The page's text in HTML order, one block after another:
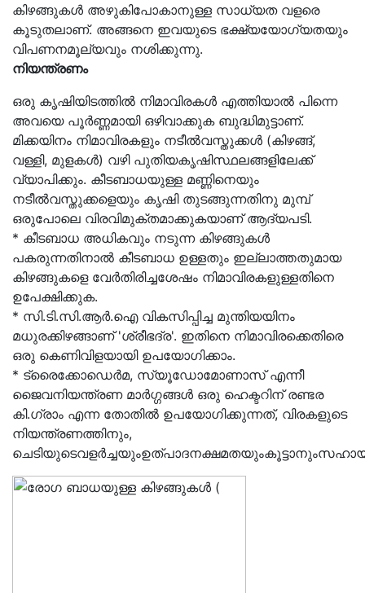
കിഴങ്ങുകള്‍ അഴുകിപോകാനുള്ള സാധ്യത വളരെ
കൂടുതലാണ്. അങ്ങനെ ഇവയുടെ ഭക്ഷ്യയോഗ്യതയും
വിപണനമൂല്യവും നശിക്കുന്നു.
നിയന്ത്രണം
ഒരു കൃഷിയിടത്തില്‍ നിമാവിരകള്‍ എത്തിയാല്‍ പിന്നെ
അവയെ പൂര്‍ണ്ണമായി ഒഴിവാക്കുക ബുദ്ധിമുട്ടാണ്.
മിക്കയിനം നിമാവിരകളും നടീല്‍വസ്തുക്കള്‍ (കിഴങ്ങ്,
വള്ളി, മുളകള്‍) വഴി പുതിയകൃഷിസ്ഥലങ്ങളിലേക്ക്
വ്യാപിക്കും. കീടബാധയുള്ള മണ്ണിനെയും
നടീല്‍വസ്തുക്കളെയും കൃഷി തുടങ്ങുന്നതിനു മുമ്പ്
ഒരുപോലെ വിരവിമുക്തമാക്കുകയാണ് ആദ്യപടി.
* കീടബാധ അധികവും നടുന്ന കിഴങ്ങുകള്‍
പകരുന്നതിനാല്‍ കീടബാധ ഉള്ളതും ഇല്ലാത്തതുമായ
കിഴങ്ങുകളെ വേര്‍തിരിച്ചശേഷം നിമാവിരകളുള്ളതിനെ
ഉപേക്ഷിക്കുക.
* സി.ടി.സി.ആര്‍.ഐ വികസിപ്പിച്ച മുന്തിയയിനം
മധുരക്കിഴങ്ങാണ് 'ശ്രീഭദ്ര'. ഇതിനെ നിമാവിരക്കെതിരെ
ഒരു കെണിവിളയായി ഉപയോഗിക്കാം.
* ട്രൈക്കോഡെര്‍മ, സ്യൂഡോമോണാസ് എന്നീ
ജൈവനിയന്ത്രണ മാര്‍ഗ്ഗങ്ങള്‍ ഒരു ഹെക്ടറിന് രണ്ടര
കി.ഗ്രാം എന്ന തോതില്‍ ഉപയോഗിക്കുന്നത്, വിരകളുടെ
നിയന്ത്രണത്തിനും,